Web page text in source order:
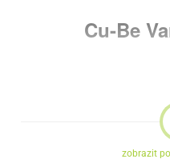
Cu-Be
Luxusní
zobrazit